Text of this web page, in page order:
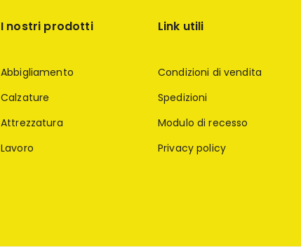
I nostri prodotti
Abbigliamento
Calzature
Attrezzatura
Lavoro
Link utili
Condizioni di vendita
Spedizioni
Modulo di recesso
Privacy policy